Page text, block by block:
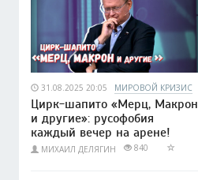
31.08.2025 20:05 МИРОВОЙ КРИЗИС
Цирк-шапито «Мерц, Макрон
и другие»: русофобия
каждый вечер на арене!
МИХАИЛ ДЕЛЯГИН 840